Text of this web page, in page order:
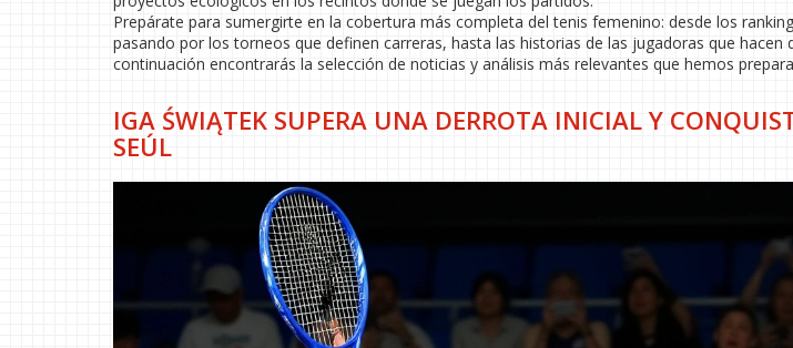
Prepárate para sumergirte en la cobertura más completa del tenis femenino: desde los
pasando por los torneos que definen carreras, hasta las historias de las jugadoras que hacen
continuación encontrarás la selección de noticias y análisis más relevantes que hemos
IGA ŚWIĄTEK SUPERA UNA DERROTA INICIAL Y
SEÚL